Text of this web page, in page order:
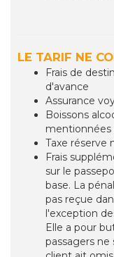
LE TARIF NE
Frais de
d'avance
Assurance
Boissons
mentionnées
Taxe réserve
Frais
sur le
base. La
pas reçue
l'exception
Elle a pour
passagers